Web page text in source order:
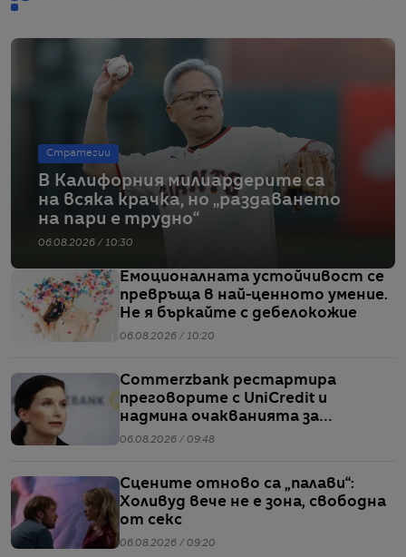
Стратегии
В Калифорния милиардерите са
на всяка крачка, но „раздаването
на пари е трудно“
06.08.2026 / 10:30
Емоционалната устойчивост се
превръща в най-ценното умение.
Не я бъркайте с дебелокожие
06.08.2026 / 10:20
Commerzbank рестартира
преговорите с UniCredit и
надмина очакванията за
тримесечието
06.08.2026 / 09:48
Сцените отново са „палави“:
Холивуд вече не е зона, свободна
от секс
06.08.2026 / 09:20